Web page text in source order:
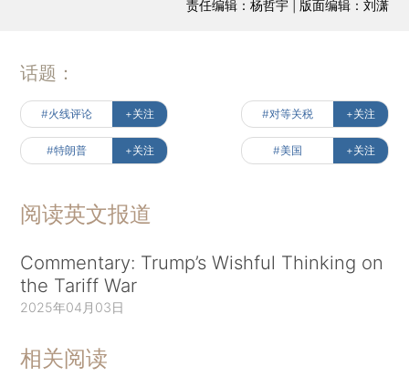
责任编辑：杨哲宇 | 版面编辑：刘潇
话题：
#火线评论 +关注 #对等关税 +关注
#特朗普 +关注 #美国 +关注
阅读英文报道
Commentary: Trump’s Wishful Thinking on
the Tariff War
2025年04月03日
相关阅读